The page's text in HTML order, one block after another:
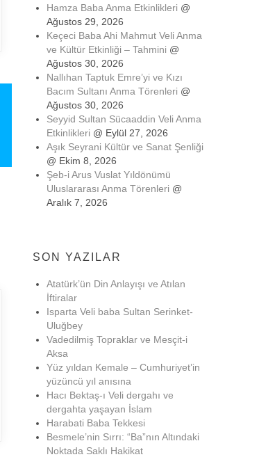
Hamza Baba Anma Etkinlikleri @
Ağustos 29, 2026
Keçeci Baba Ahi Mahmut Veli Anma
ve Kültür Etkinliği – Tahmini @
Ağustos 30, 2026
Nallıhan Taptuk Emre’yi ve Kızı
Bacım Sultanı Anma Törenleri @
Ağustos 30, 2026
Seyyid Sultan Sücaaddin Veli Anma
Etkinlikleri @ Eylül 27, 2026
Aşık Seyrani Kültür ve Sanat Şenliği
@ Ekim 8, 2026
Şeb-i Arus Vuslat Yıldönümü
Uluslararası Anma Törenleri @
Aralık 7, 2026
SON YAZILAR
Atatürk’ün Din Anlayışı ve Atılan
İftiralar
Isparta Veli baba Sultan Serinket-
Uluğbey
Vadedilmiş Topraklar ve Mesçit-i
Aksa
Yüz yıldan Kemale – Cumhuriyet’in
yüzüncü yıl anısına
Hacı Bektaş-ı Veli dergahı ve
dergahta yaşayan İslam
Harabati Baba Tekkesi
Besmele’nin Sırrı: “Ba”nın Altındaki
Noktada Saklı Hakikat